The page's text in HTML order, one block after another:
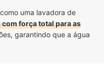
uma lavadora de
com força total para as
garantindo que a água